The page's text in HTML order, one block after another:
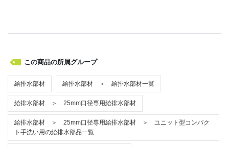
この商品の所属グループ
給排水部材 給排水部材 ＞ 給排水部材一覧
給排水部材 ＞ 25mm口径専用給排水部材
給排水部材 ＞ 25mm口径専用給排水部材 ＞ ユニット型コンパク
ト手洗い用の給排水部品一覧